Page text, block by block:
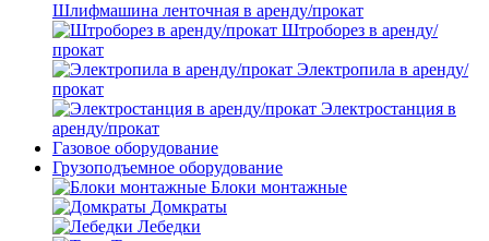
Шлифмашина ленточная в аренду/прокат
Штроборез в аренду/
прокат
Электропила в аренду/
прокат
Электростанция в
аренду/прокат
Газовое оборудование
Грузоподъемное оборудование
Блоки монтажные
Домкраты
Лебедки